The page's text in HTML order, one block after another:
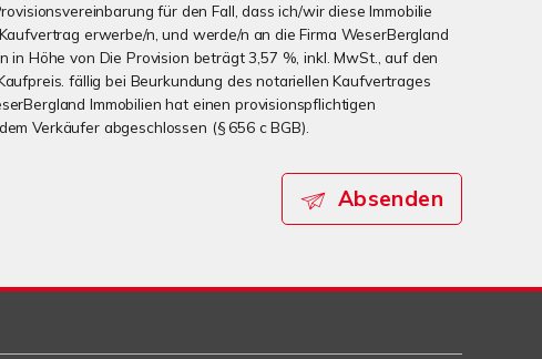
für den Fall, dass ich/wir diese Immobilie
erwerbe/n, und werde/n an die Firma WeserBergland
in Höhe von Die Provision beträgt 3,57 %, inkl. MwSt., auf den
fällig bei Beurkundung des notariellen Kaufvertrages
Immobilien hat einen provisionspflichtigen
Verkäufer abgeschlossen (§ 656 c BGB).
Absenden